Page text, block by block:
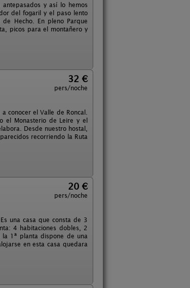
y así lo hemos
del fogaril y el paso lento
Hecho. En pleno Parque
picos para el montañero y
32 €
pers/noche
conocer el Valle de Roncal.
el Monasterio de Leire y el
Desde nuestro hostal,
recorriendo la Ruta
20 €
pers/noche
una casa que consta de 3
4 habitaciones dobles, 2
la 1ª planta dispone de una
en esta casa quedara